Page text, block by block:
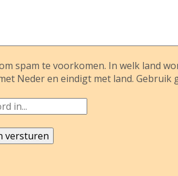
spam te voorkomen. In welk land
Neder en eindigt met land. Gebruik